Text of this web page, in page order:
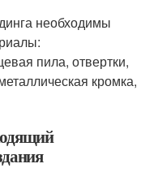
необходимы
пила, отвертки,
кромка,